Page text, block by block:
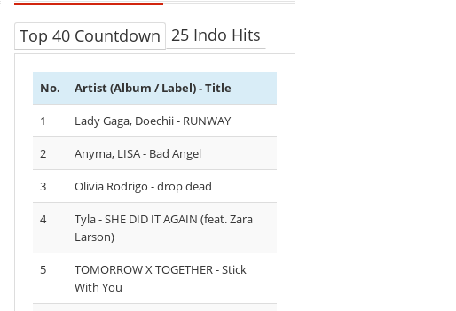
Top 40 Countdown 25 Indo Hits
No. Artist (Album / Label) - Title
1 Lady Gaga, Doechii - RUNWAY
2 Anyma, LISA - Bad Angel
3 Olivia Rodrigo - drop dead
4
Tyla - SHE DID IT AGAIN (feat. Zara
Larson)
5
TOMORROW X TOGETHER - Stick
With You